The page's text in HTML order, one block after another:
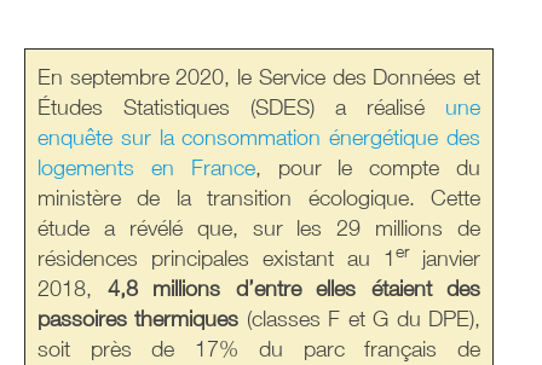
En septembre 2020, le Service des Données et
Études Statistiques (SDES) a réalisé une
enquête sur la consommation énergétique des
logements en France, pour le compte du
ministère de la transition écologique. Cette
étude a révélé que, sur les 29 millions de
résidences principales existant au 1erjanvier
2018, 4,8 millions d’entre elles étaient des
passoires thermiques (classes F et G du DPE),
soit près de 17% du parc français de